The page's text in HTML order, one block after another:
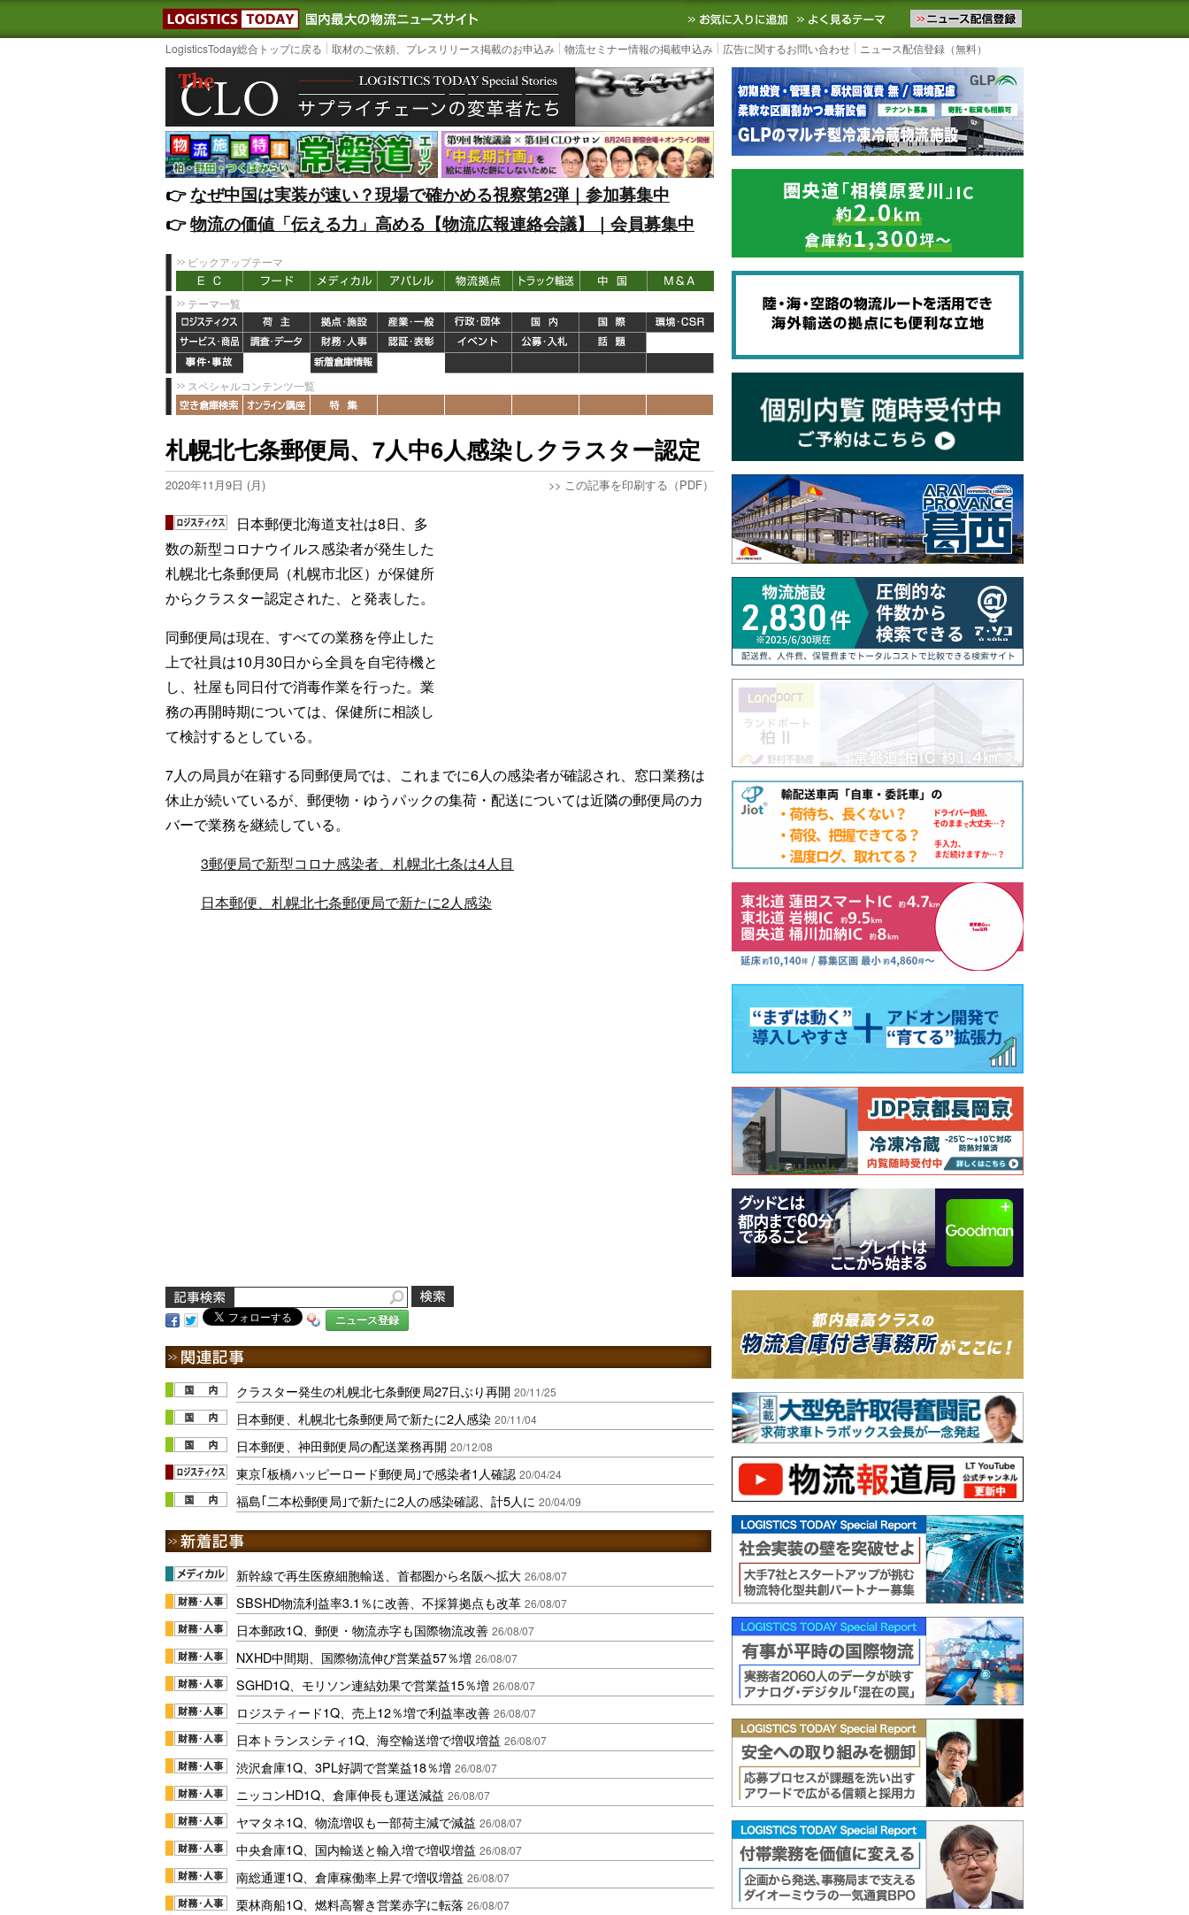
LOGISTICS TODAY｜国内最大の物流ニュースサイト3PL, SCMなど国内外の最新の物流ニュースをお届けします。物流ニュースメール配信を登録す
お気に入りに追加 よく見るテーマ
LogisticsToday総合トップに戻る 取材のご依頼、プレスリリース掲載のお申込み 物流セミナー情報の掲載申込み 広告に関するお問い合わせ ニュース配信登録（無料）
👉️なぜ中国は実装が速い？現場で確かめる視察第2弾｜参加募集中
👉️物流の価値「伝える力」高める【物流広報連絡会議】｜会員募集中
ピックアップテーマ
テーマ一覧
スペシャルコンテンツ一覧
札幌北七条郵便局、7人中6人感染しクラスター認定
2020年11月9日 (月) >> この記事を印刷する（PDF）
日本郵便北海道支社は8日、多
数の新型コロナウイルス感染者が発生した
札幌北七条郵便局（札幌市北区）が保健所
からクラスター認定された、と発表した。
同郵便局は現在、すべての業務を停止した
上で社員は10月30日から全員を自宅待機と
し、社屋も同日付で消毒作業を行った。業
務の再開時期については、保健所に相談し
て検討するとしている。
7人の局員が在籍する同郵便局では、これまでに6人の感染者が確認され、窓口業務は
休止が続いているが、郵便物・ゆうパックの集荷・配送については近隣の郵便局のカ
バーで業務を継続している。
3郵便局で新型コロナ感染者、札幌北七条は4人目
日本郵便、札幌北七条郵便局で新たに2人感染
ニュース登録
クラスター発生の札幌北七条郵便局27日ぶり再開 20/11/25
日本郵便、札幌北七条郵便局で新たに2人感染 20/11/04
日本郵便、神田郵便局の配送業務再開 20/12/08
東京｢板橋ハッピーロード郵便局｣で感染者1人確認 20/04/24
福島｢二本松郵便局｣で新たに2人の感染確認、計5人に 20/04/09
新幹線で再生医療細胞輸送、首都圏から名阪へ拡大 26/08/07
SBSHD物流利益率3.1％に改善、不採算拠点も改革 26/08/07
日本郵政1Q、郵便・物流赤字も国際物流改善 26/08/07
NXHD中間期、国際物流伸び営業益57％増 26/08/07
SGHD1Q、モリソン連結効果で営業益15％増 26/08/07
ロジスティード1Q、売上12％増で利益率改善 26/08/07
日本トランスシティ1Q、海空輸送増で増収増益 26/08/07
渋沢倉庫1Q、3PL好調で営業益18％増 26/08/07
ニッコンHD1Q、倉庫伸長も運送減益 26/08/07
ヤマタネ1Q、物流増収も一部荷主減で減益 26/08/07
中央倉庫1Q、国内輸送と輸入増で増収増益 26/08/07
南総通運1Q、倉庫稼働率上昇で増収増益 26/08/07
栗林商船1Q、燃料高響き営業赤字に転落 26/08/07